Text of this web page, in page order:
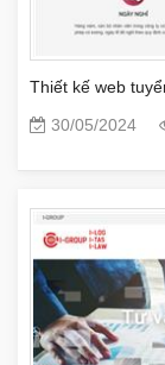
Thiết kế web
30/05/2024